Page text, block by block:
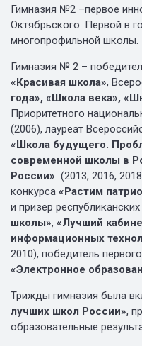
Гимназия №2 –первое
Октябрьского. Первой в
многопрофильной школы.
Гимназия № 2 –
«Красивая школа»,
года», «Школа века»,
Приоритетного
(2006), лауреат
«Школа будущего.
современной школы в
России» (2013, 2016,
конкурса «Растим
и призер
школы», «Лучший
информационных
2010), победитель
«Электронное
Трижды гимназия была
лучших школ России»,
образовательные